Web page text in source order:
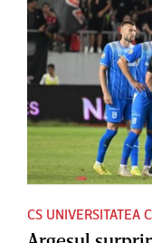
CS UNIVERSITATEA